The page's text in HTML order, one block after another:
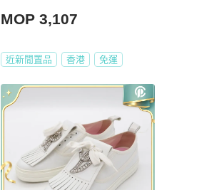
MOP 3,107
近新閒置品 香港 免運